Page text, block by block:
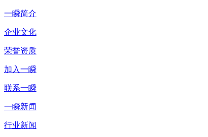
一瞬简介
企业文化
荣誉资质
加入一瞬
联系一瞬
一瞬新闻
行业新闻